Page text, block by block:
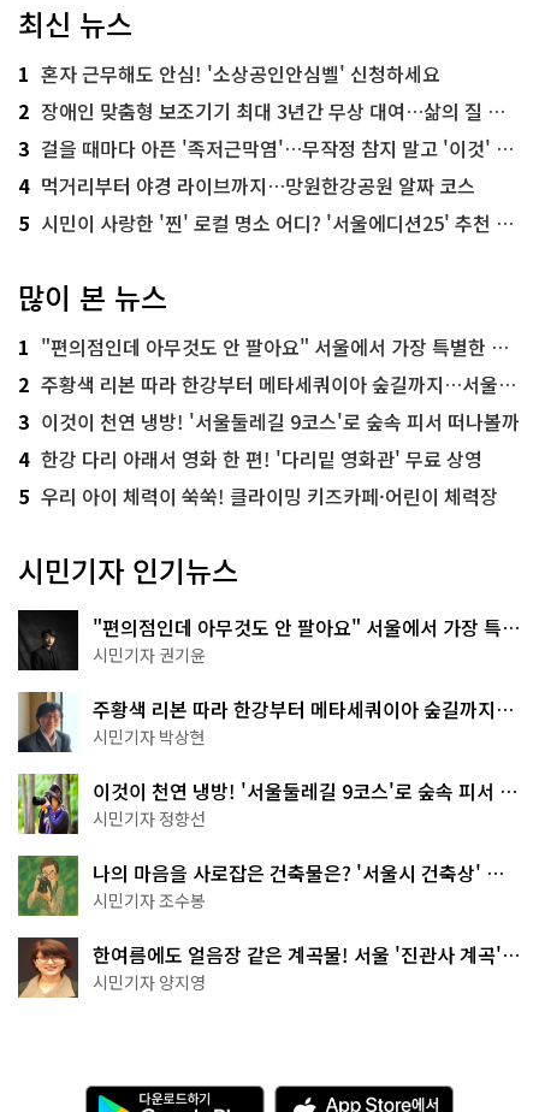
최신 뉴스
1 혼자 근무해도 안심! '소상공인안심벨' 신청하세요
2 장애인 맞춤형 보조기기 최대 3년간 무상 대여…삶의 질 높인다
3 걸을 때마다 아픈 '족저근막염'…무작정 참지 말고 '이것' 해보세요!
4 먹거리부터 야경 라이브까지…망원한강공원 알짜 코스
5 시민이 사랑한 '찐' 로컬 명소 어디? '서울에디션25' 추천 코스
많이 본 뉴스
1 "편의점인데 아무것도 안 팔아요" 서울에서 가장 특별한 편의점의 정체
2 주황색 리본 따라 한강부터 메타세쿼이아 숲길까지…서울둘레길 15코스
3 이것이 천연 냉방! '서울둘레길 9코스'로 숲속 피서 떠나볼까
4 한강 다리 아래서 영화 한 편! '다리밑 영화관' 무료 상영
5 우리 아이 체력이 쑥쑥! 클라이밍 키즈카페·어린이 체력장
시민기자 인기뉴스
"편의점인데 아무것도 안 팔아요" 서울에서 가장 특별
한 편의점의 정체
시민기자 권기윤
주황색 리본 따라 한강부터 메타세쿼이아 숲길까지…
서울둘레길 15코스
시민기자 박상현
이것이 천연 냉방! '서울둘레길 9코스'로 숲속 피서 떠
나볼까
시민기자 정향선
나의 마음을 사로잡은 건축물은? '서울시 건축상' 수
상작 공개!
시민기자 조수봉
한여름에도 얼음장 같은 계곡물! 서울 '진관사 계곡'이
천국이네~
시민기자 양지영
다 A